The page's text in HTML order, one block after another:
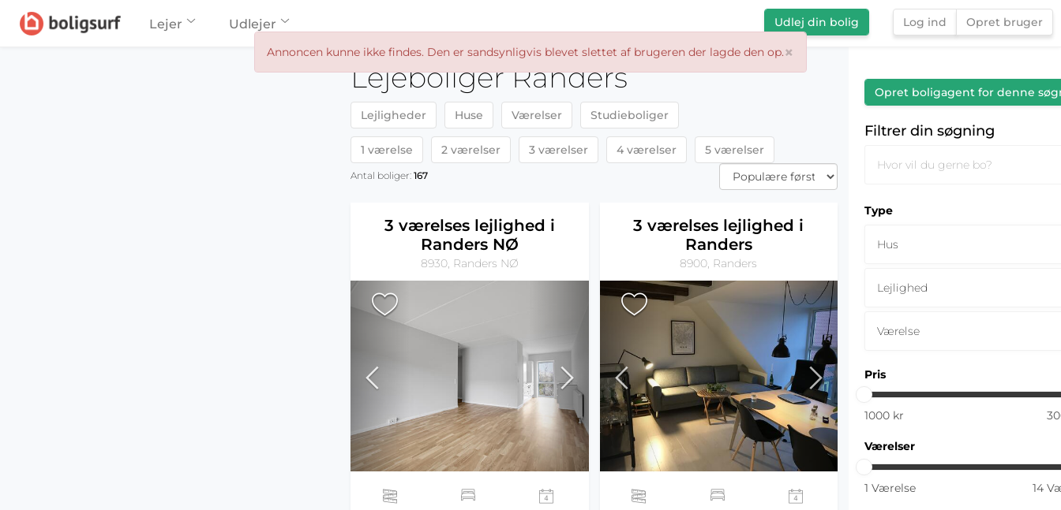
Lejer Udlejer Udlej din bolig Log ind Opret bruger
×
Annoncen kunne ikke findes. Den er sandsynligvis blevet slettet af brugeren der lagde den op.
Lejeboliger Randers
Lejligheder Huse Værelser Studieboliger
1 værelse 2 værelser 3 værelser 4 værelser 5 værelser
Antal boliger:167
Opret boligagent for denne
Filtrer din søgning
Type
Hus
Lejlighed
Værelse
Pris
1000 kr
Værelser
1 Værelse 14
3 værelses lejlighed i
Randers NØ
8930, Randers NØ
3 værelses lejlighed i
Randers
8900, Randers